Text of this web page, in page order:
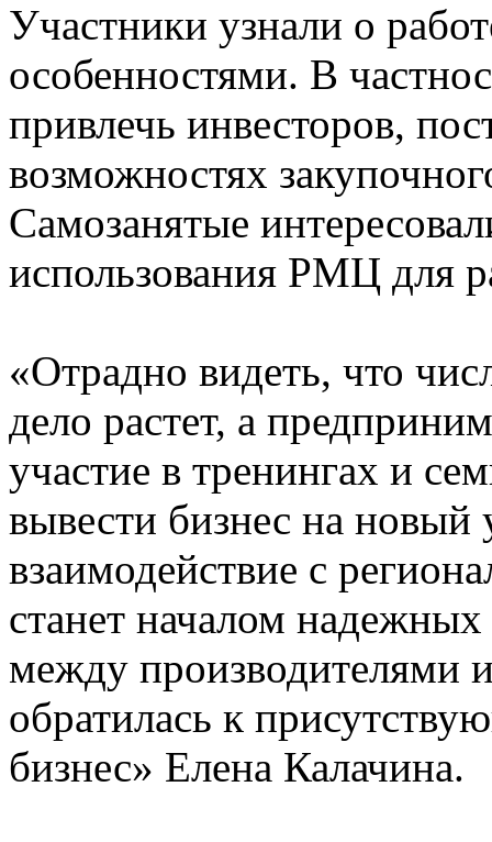
Участники узнали о
особенностями. В
привлечь инвесторов,
возможностях
Самозанятые
использования РМЦ для
«Отрадно видеть, что
дело растет, а
участие в тренингах и
вывести бизнес на новый
взаимодействие с
станет началом
между производителями
обратилась к
бизнес» Елена Калачина.